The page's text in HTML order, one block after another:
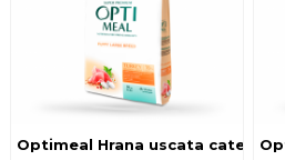
Optimeal Hrana uscata catei